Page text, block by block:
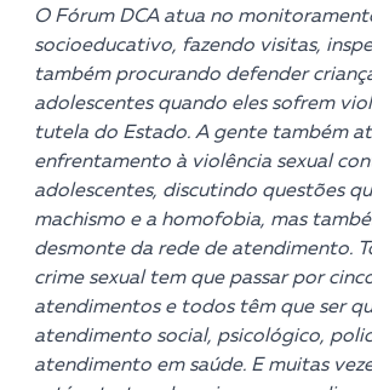
O Fórum DCA atua no
socioeducativo, fazendo visitas,
também procurando defender
adolescentes quando eles sofrem
tutela do Estado. A gente também
enfrentamento à violência sexual
adolescentes, discutindo questões
machismo e a homofobia, mas
desmonte da rede de atendimento.
crime sexual tem que passar por
atendimentos e todos têm que ser
atendimento social, psicológico,
atendimento em saúde. E muitas